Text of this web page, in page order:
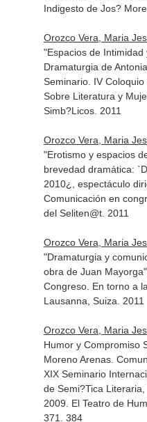
Indigesto de Jos?
Orozco Vera, Maria
"Espacios de
Dramaturgia de
Seminario. IV
Sobre Literatura y
Simb?Licos. 2011
Orozco Vera, Maria
"Erotismo y espacios
brevedad dramática:
2010¿, espectáculo
Comunicación en
del Seliten@t. 2011
Orozco Vera, Maria
"Dramaturgia y
obra de Juan
Congreso. En torno a
Lausanna, Suiza. 2011
Orozco Vera, Maria
Humor y Compromiso
Moreno Arenas.
XIX Seminario
de Semi?Tica Literaria,
2009. El Teatro de
371. 384